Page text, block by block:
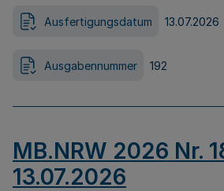
Ausfertigungsdatum 13.07.2026
Ausgabennummer 192
MB.NRW 2026 Nr.
13.07.2026